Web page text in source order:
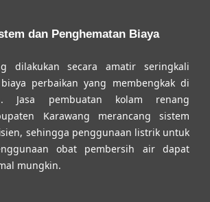
dan Penghematan Biaya
dilakukan secara amatir seringkali
perbaikan yang membengkak di
Jasa pembuatan kolam renang
Karawang merancang sistem
sehingga penggunaan listrik untuk
obat pembersih air dapat
mungkin.